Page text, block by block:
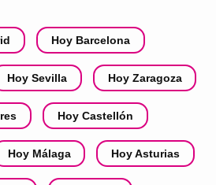
Hoy Barcelona
Hoy Sevilla Hoy Zaragoza
Hoy Castellón
Hoy Málaga Hoy Asturias